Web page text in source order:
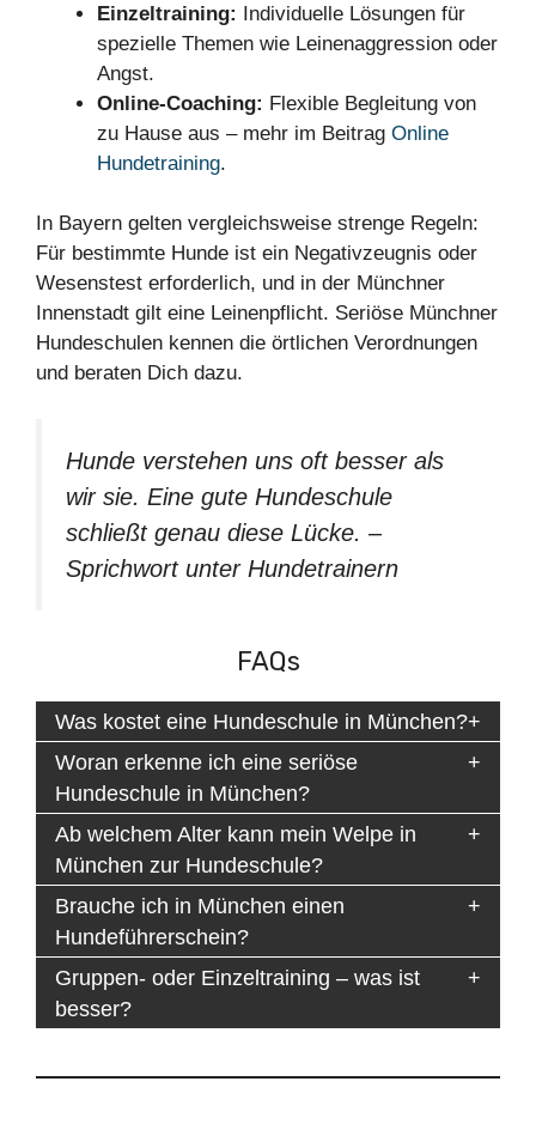
Einzeltraining: Individuelle Lösungen für
spezielle Themen wie Leinenaggression oder
Angst.
Online-Coaching: Flexible Begleitung von
zu Hause aus – mehr im Beitrag Online
Hundetraining.
In Bayern gelten vergleichsweise strenge Regeln:
Für bestimmte Hunde ist ein Negativzeugnis oder
Wesenstest erforderlich, und in der Münchner
Innenstadt gilt eine Leinenpflicht. Seriöse Münchner
Hundeschulen kennen die örtlichen Verordnungen
und beraten Dich dazu.
Hunde verstehen uns oft besser als
wir sie. Eine gute Hundeschule
schließt genau diese Lücke. –
Sprichwort unter Hundetrainern
FAQs
Was kostet eine Hundeschule in München?
Woran erkenne ich eine seriöse
Hundeschule in München?
Ab welchem Alter kann mein Welpe in
München zur Hundeschule?
Brauche ich in München einen
Hundeführerschein?
Gruppen- oder Einzeltraining – was ist
besser?